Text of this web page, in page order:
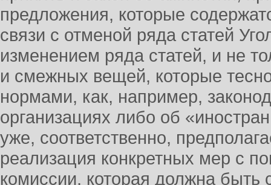
предложения, которые
связи с отменой ряда статей
изменением ряда статей, и не
и смежных вещей, которые
нормами, как, например,
организациях либо об
уже, соответственно,
реализация конкретных мер с
комиссии, которая должна быть